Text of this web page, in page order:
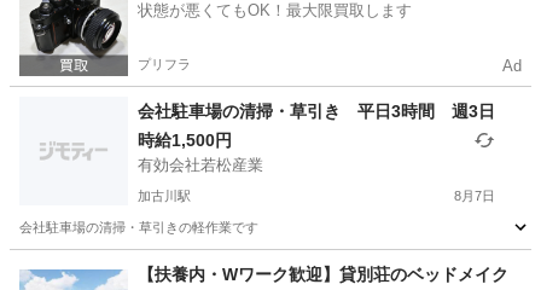
状態が悪くてもOK！最大限買取します
プリフラ Ad
会社駐車場の清掃・草引き 平日3時間 週3日
時給1,500円
有効会社若松産業
加古川駅 8月7日
会社駐車場の清掃・草引きの軽作業です
加古川駅
【扶養内・Wワーク歓迎】貸別荘のベッドメイク